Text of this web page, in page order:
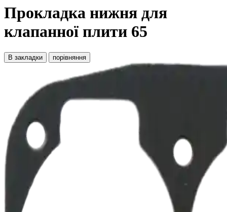
Прокладка нижня для
клапанної плити 65
В закладки порівняння